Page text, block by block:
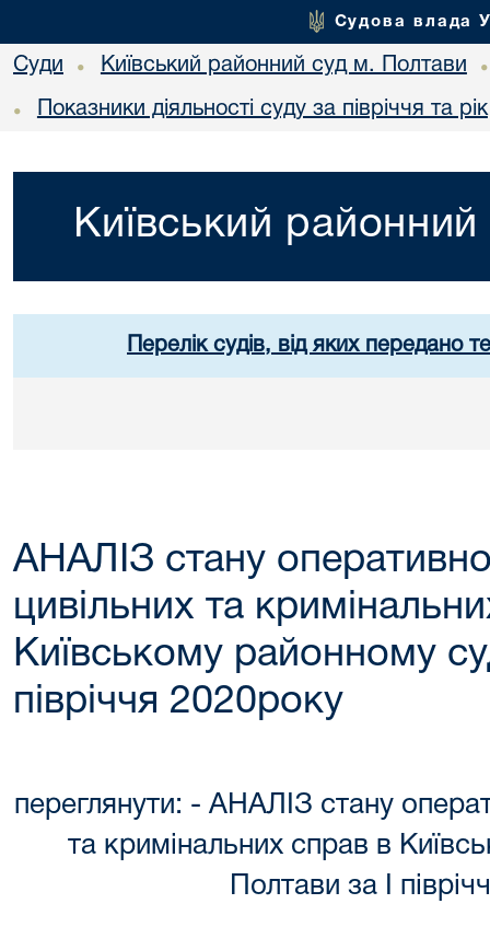
Судова влада
Суди • Київський районний суд м. Полтави •
• Показники діяльності суду за півріччя та рік
Київський
Перелік судів, від яких передано
АНАЛІЗ стану
цивільних та
Київському районному
півріччя 2020року
переглянути: - АНАЛІЗ стану
та кримінальних справ в
Полтави за І